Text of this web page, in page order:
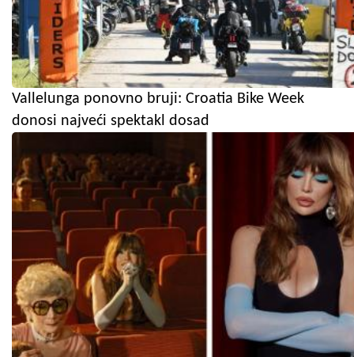
Vallelunga ponovno bruji: Croatia Bike Week
donosi najveći spektakl dosad